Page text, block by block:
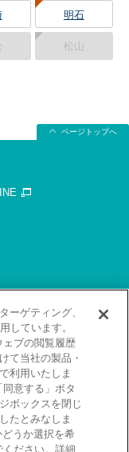
明石
松山
ページトップへ
Co,.Ltd.
ーゲティング、
しています。
ェブの閲覧履歴
て当社の製品・
利用いたしま
意する」ボタ
ボックスを閉じ
たとみなしま
うか選択を希
ださい。詳細